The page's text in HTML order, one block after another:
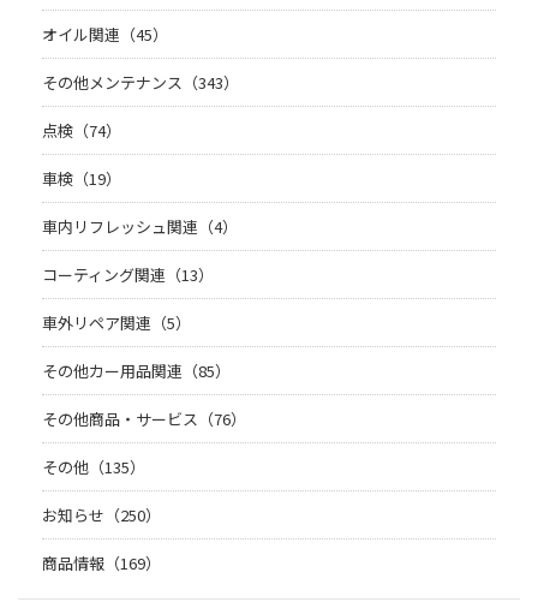
オイル関連（45）
その他メンテナンス（343）
点検（74）
車検（19）
車内リフレッシュ関連（4）
コーティング関連（13）
車外リペア関連（5）
その他カー用品関連（85）
その他商品・サービス（76）
その他（135）
お知らせ（250）
商品情報（169）